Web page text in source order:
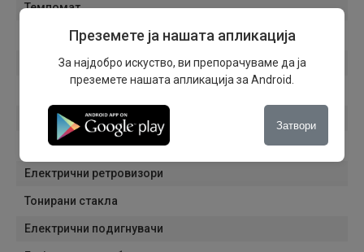
Темпомат
Дневни светла
Светла за магла
Сензори за светла
Сензори за дожд
Патнички компјутер
Електрични ретровизори
Тонирани стакла
Електрични подигнувачи
Преземете ја нашата апликација
За најдобро искуство, ви препорачуваме да ја
преземете нашата апликација за Android.
Затвори